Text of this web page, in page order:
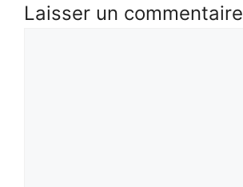
Laisser un commentaire